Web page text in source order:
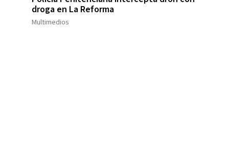
droga en La Reforma
Multimedios